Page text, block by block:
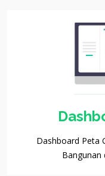
Dashboard Peta
Bangunan